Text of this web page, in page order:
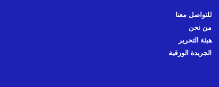
للتواصل معنا
من نحن
هيئة التحرير
الجريدة الورقية